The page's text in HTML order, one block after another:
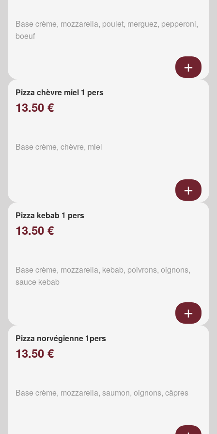
Base crème, mozzarella, poulet, merguez, pepperoni,
boeuf
Pizza chèvre miel 1 pers
13.50 €
Base crème, chèvre, miel
Pizza kebab 1 pers
13.50 €
Base crème, mozzarella, kebab, poivrons, oignons,
sauce kebab
Pizza norvégienne 1pers
13.50 €
Base crème, mozzarella, saumon, oignons, câpres